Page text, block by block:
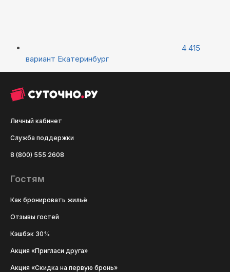
4 415
вариант Екатеринбург
Личный кабинет
Служба поддержки
8 (800) 555 2608
Гостям
Как бронировать жильё
Отзывы гостей
Кэшбэк 30%
Акция «Пригласи друга»
Акция «Скидка на первую бронь»